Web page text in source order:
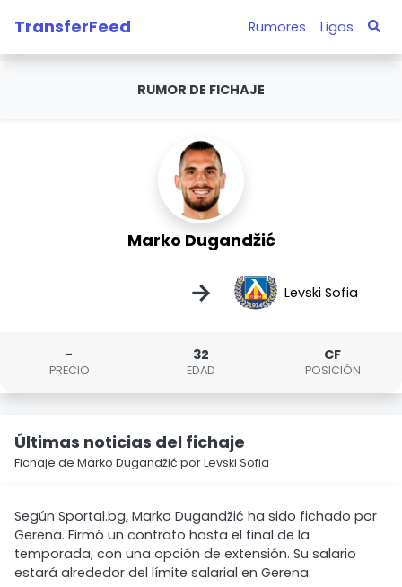
TransferFeed Rumores Ligas
RUMOR DE FICHAJE
Marko Dugandžić
→ Levski Sofia
-
PRECIO
32
EDAD
CF
POSICIÓN
Últimas noticias del fichaje
Fichaje de Marko Dugandžić por Levski Sofia
Según Sportal.bg, Marko Dugandžić ha sido fichado por
Gerena. Firmó un contrato hasta el final de la
temporada, con una opción de extensión. Su salario
estará alrededor del límite salarial en Gerena.